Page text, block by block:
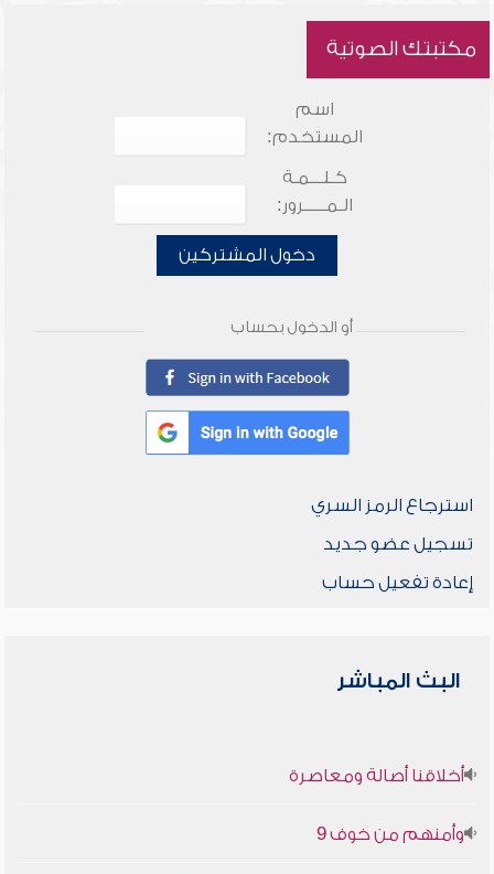
مكتبتك الصوتية
اسم
المستخدم:
كـلـــمـة
الـمـــــرور:
دخول المشتركين
أو الدخول بحساب
استرجاع الرمز السري
تسجيل عضو جديد
إعادة تفعيل حساب
البث المباشر
أخلاقنا أصالة ومعاصرة
وأمنهم من خوف 9